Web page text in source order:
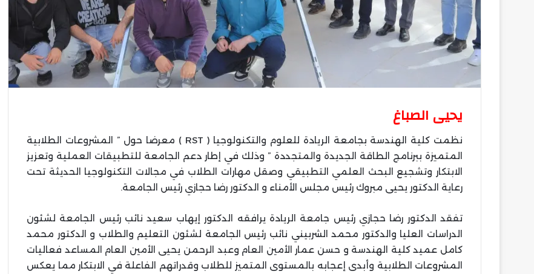
يحيى الصباغ
نظمت كلية الهندسة بجامعة الريادة للعلوم والتكنولوجيا ( RST ) معرضا حول ” المشروعات الطلابية
المتميزة ببرنامج الطاقة الجديدة والمتجددة ” وذلك في إطار دعم الجامعة للتطبيقات العملية وتعزيز
الابتكار وتشجيع البحث العلمي التطبيقي وصقل مهارات الطلاب في مجالات التكنولوجيا الحديثة تحت
رعاية الدكتور يحيى مبروك رئيس مجلس الأمناء و الدكتور رضا حجازي رئيس الجامعة.
تفقد الدكتور رضا حجازي رئيس جامعة الريادة يرافقه الدكتور إيهاب سعيد نائب رئيس الجامعة لشئون
الدراسات العليا والدكتور محمد الشربيني نائب رئيس الجامعة لشئون التعليم والطلاب و الدكتور محمد
كامل عميد كلية الهندسة و حسن عمار الأمين العام وعبد الرحمن يحيى الأمين العام المساعد فعاليات
المشروعات الطلابية وأبدى إعجابه بالمستوى المتميز للطلاب وقدراتهم الفاعلة في الابتكار مما يعكس